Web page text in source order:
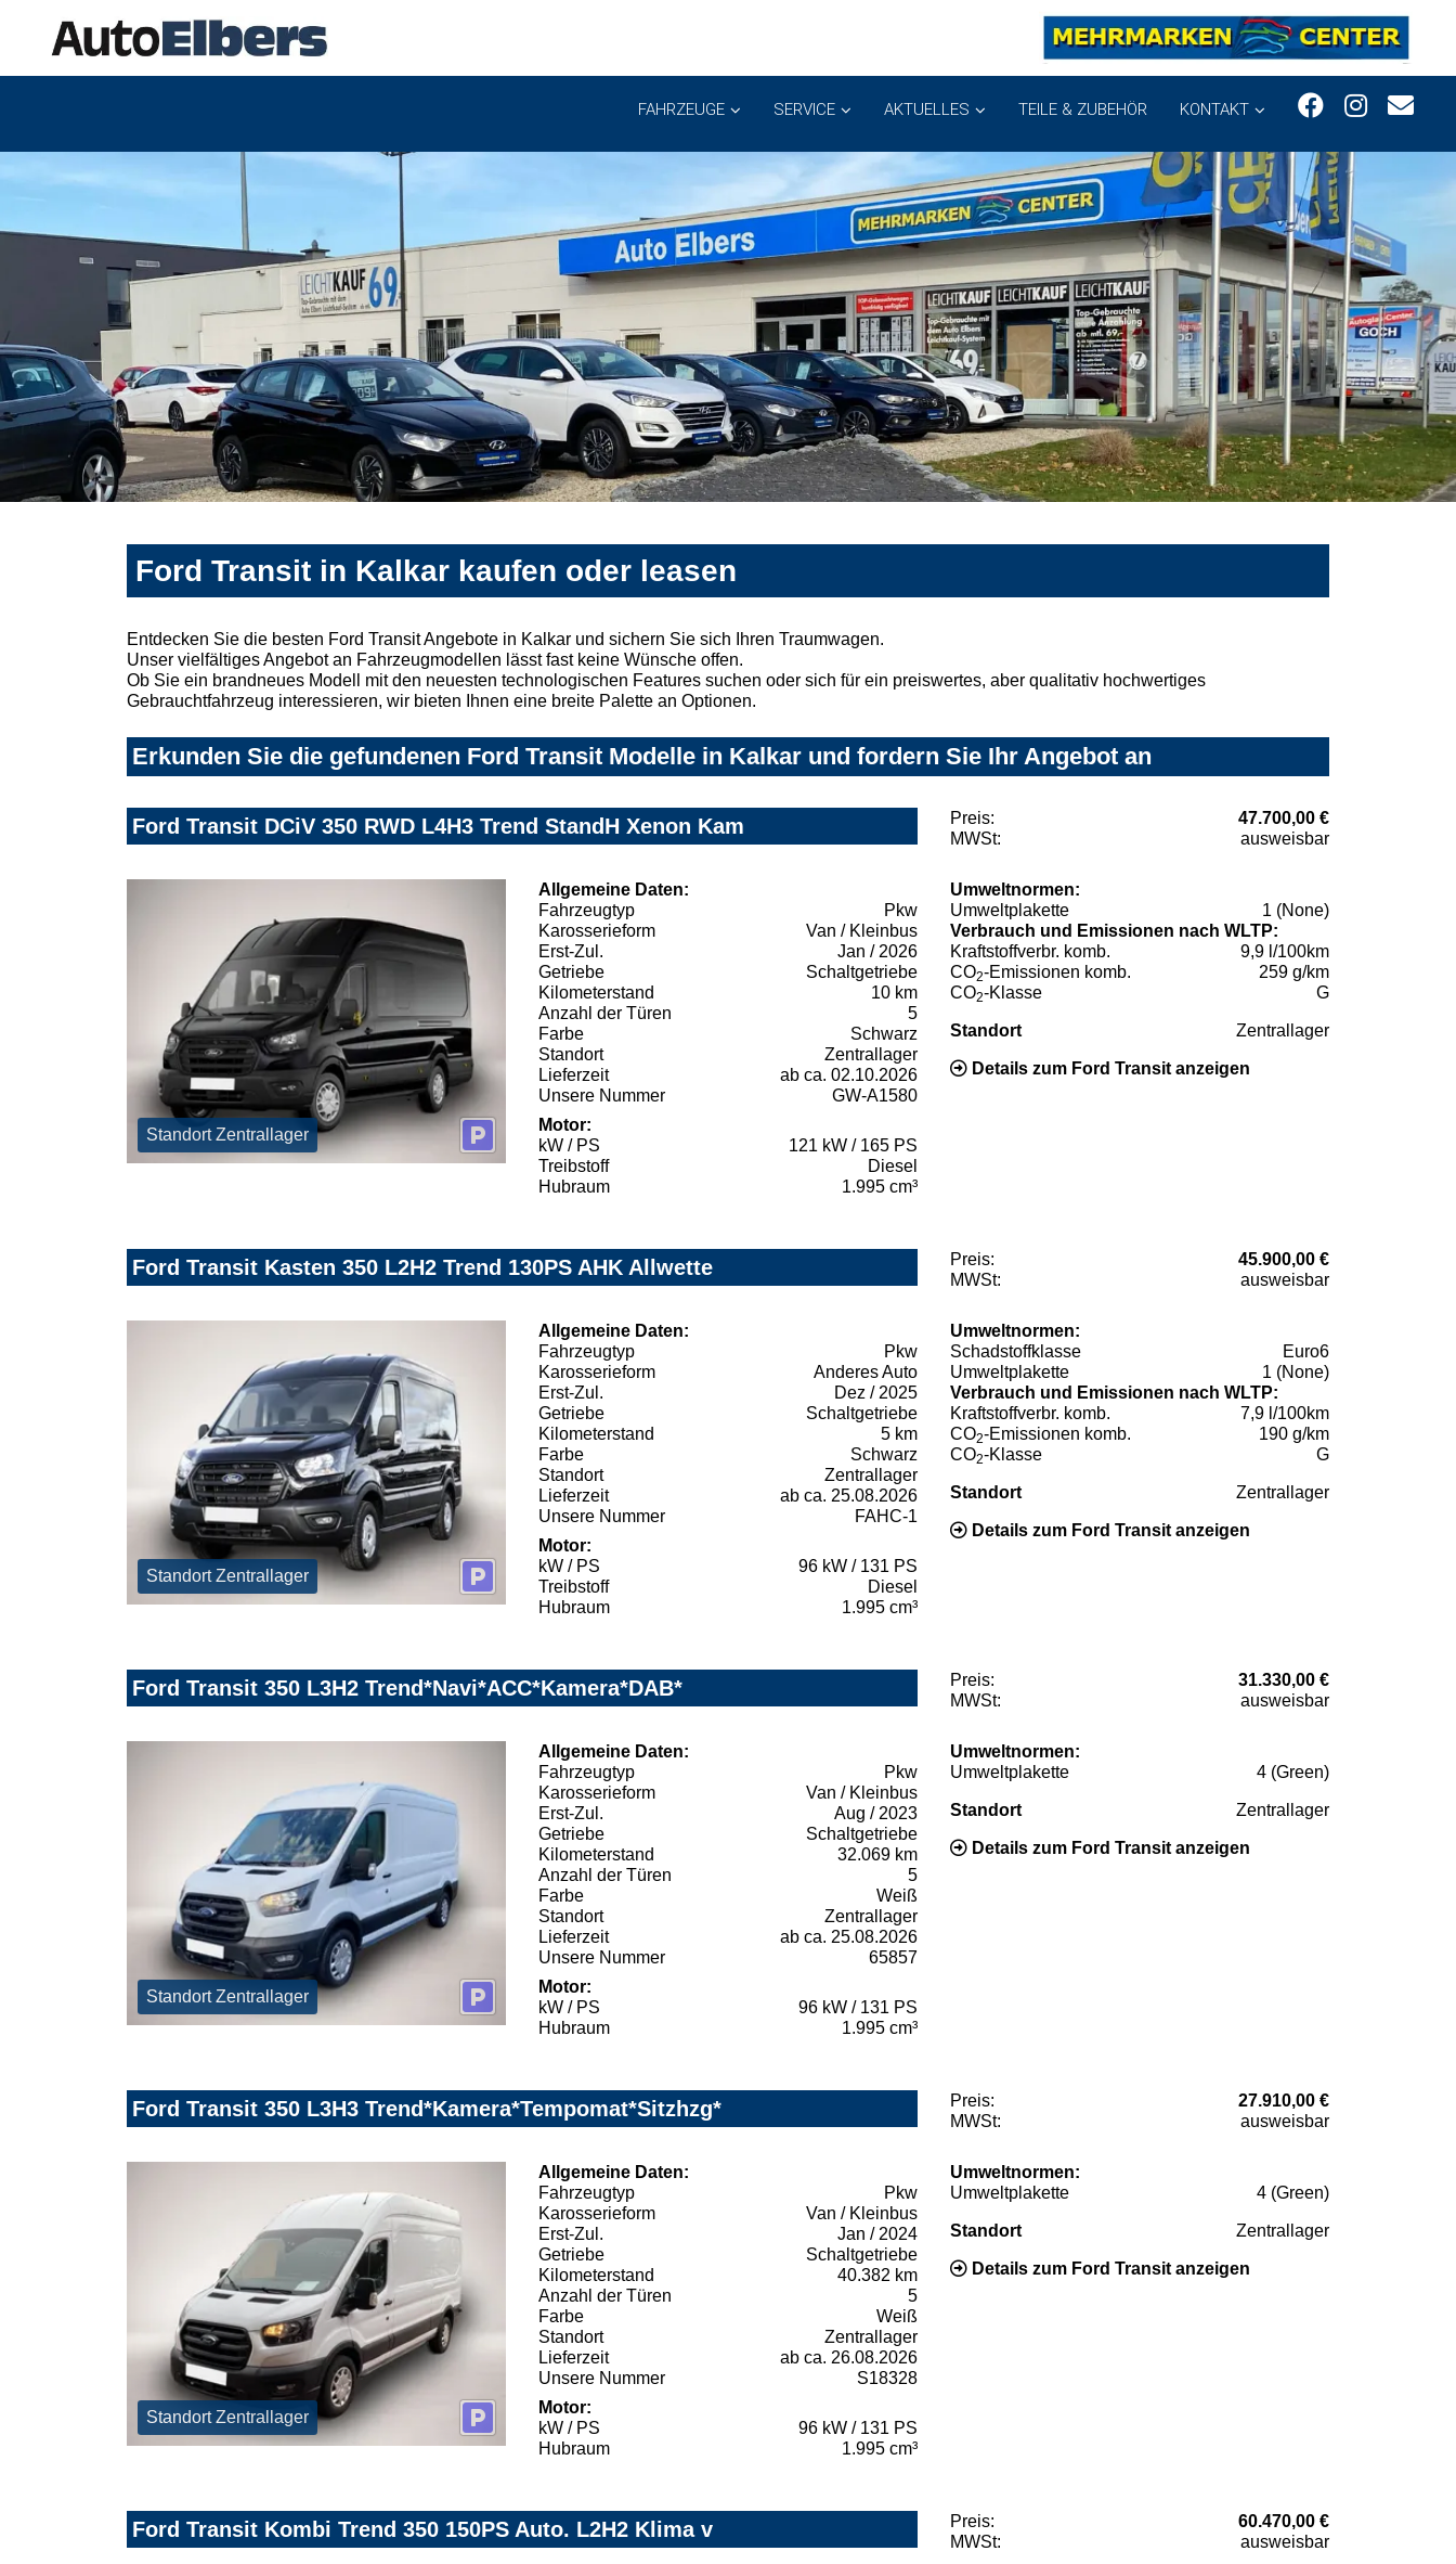
FAHRZEUGE SERVICE AKTUELLES TEILE & ZUBEHÖR KONTAKT
Ford Transit in Kalkar kaufen oder leasen
Entdecken Sie die besten Ford Transit Angebote in Kalkar und sichern Sie sich Ihren Traumwagen.
Unser vielfältiges Angebot an Fahrzeugmodellen lässt fast keine Wünsche offen.
Ob Sie ein brandneues Modell mit den neuesten technologischen Features suchen oder sich für ein preiswertes, aber qualitativ hochwertiges
Gebrauchtfahrzeug interessieren, wir bieten Ihnen eine breite Palette an Optionen.
Erkunden Sie die gefundenen Ford Transit Modelle in Kalkar und fordern Sie Ihr Angebot an
Ford Transit DCiV 350 RWD L4H3 Trend StandH Xenon Kam Preis:
47.700,00 €
MWSt:
ausweisbar
Standort Zentrallager
Allgemeine Daten:
Fahrzeugtyp
Pkw
Karosserieform
Van / Kleinbus
Erst-Zul.
Jan / 2026
Getriebe
Schaltgetriebe
Kilometerstand
10 km
Anzahl der Türen
5
Farbe
Schwarz
Standort
Zentrallager
Lieferzeit
ab ca. 02.10.2026
Unsere Nummer
GW-A1580
Motor:
kW / PS
121 kW / 165 PS
Treibstoff
Diesel
Hubraum
1.995 cm³
Umweltnormen:
Umweltplakette
1 (None)
Verbrauch und Emissionen nach WLTP:
Kraftstoffverbr. komb.
9,9 l/100km
CO2-Emissionen komb.
259 g/km
CO2-Klasse G
Standort Zentrallager
Details zum Ford Transit anzeigen
Ford Transit Kasten 350 L2H2 Trend 130PS AHK Allwette Preis:
45.900,00 €
MWSt:
ausweisbar
Standort Zentrallager
Allgemeine Daten:
Fahrzeugtyp
Pkw
Karosserieform
Anderes Auto
Erst-Zul.
Dez / 2025
Getriebe
Schaltgetriebe
Kilometerstand
5 km
Farbe
Schwarz
Standort
Zentrallager
Lieferzeit
ab ca. 25.08.2026
Unsere Nummer
FAHC-1
Motor:
kW / PS
96 kW / 131 PS
Treibstoff
Diesel
Hubraum
1.995 cm³
Umweltnormen:
Schadstoffklasse
Euro6
Umweltplakette
1 (None)
Verbrauch und Emissionen nach WLTP:
Kraftstoffverbr. komb.
7,9 l/100km
CO2-Emissionen komb.
190 g/km
CO2-Klasse G
Standort Zentrallager
Details zum Ford Transit anzeigen
Ford Transit 350 L3H2 Trend*Navi*ACC*Kamera*DAB* Preis:
31.330,00 €
MWSt:
ausweisbar
Standort Zentrallager
Allgemeine Daten:
Fahrzeugtyp
Pkw
Karosserieform
Van / Kleinbus
Erst-Zul.
Aug / 2023
Getriebe
Schaltgetriebe
Kilometerstand
32.069 km
Anzahl der Türen
5
Farbe
Weiß
Standort
Zentrallager
Lieferzeit
ab ca. 25.08.2026
Unsere Nummer
65857
Motor:
kW / PS
96 kW / 131 PS
Hubraum
1.995 cm³
Umweltnormen:
Umweltplakette
4 (Green)
Standort Zentrallager
Details zum Ford Transit anzeigen
Ford Transit 350 L3H3 Trend*Kamera*Tempomat*Sitzhzg* Preis:
27.910,00 €
MWSt:
ausweisbar
Standort Zentrallager
Allgemeine Daten:
Fahrzeugtyp
Pkw
Karosserieform
Van / Kleinbus
Erst-Zul.
Jan / 2024
Getriebe
Schaltgetriebe
Kilometerstand
40.382 km
Anzahl der Türen
5
Farbe
Weiß
Standort
Zentrallager
Lieferzeit
ab ca. 26.08.2026
Unsere Nummer
S18328
Motor:
kW / PS
96 kW / 131 PS
Hubraum
1.995 cm³
Umweltnormen:
Umweltplakette
4 (Green)
Standort Zentrallager
Details zum Ford Transit anzeigen
Ford Transit Kombi Trend 350 150PS Auto. L2H2 Klima v Preis:
60.470,00 €
MWSt:
ausweisbar